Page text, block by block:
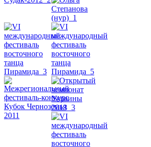
Dance
фестивали